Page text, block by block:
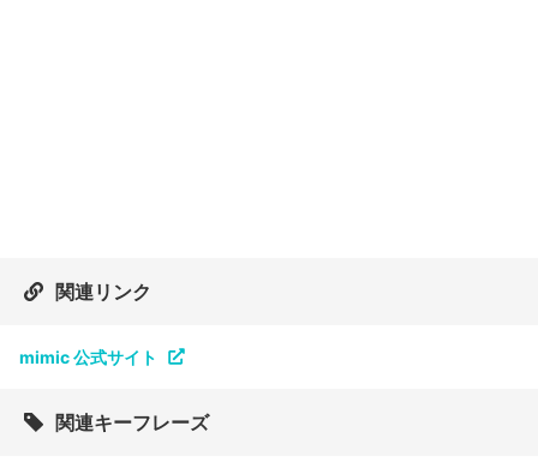
関連リンク
mimic 公式サイト
関連キーフレーズ